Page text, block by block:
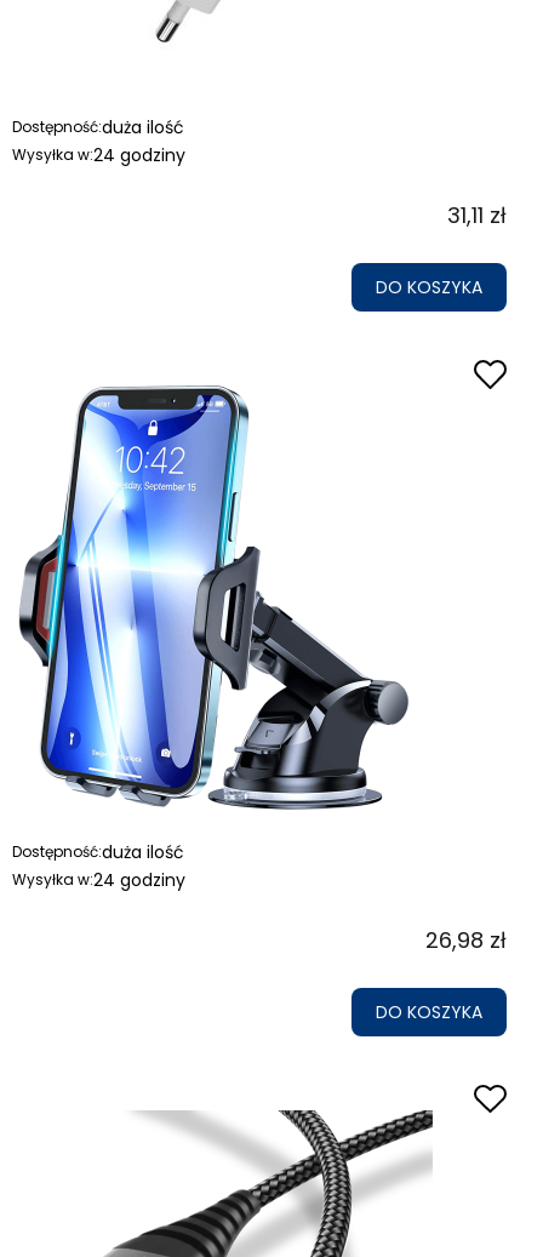
Dostępność:duża ilość
Wysyłka w:24 godziny
31,11 zł
DO KOSZYKA
Dostępność:duża ilość
Wysyłka w:24 godziny
26,98 zł
DO KOSZYKA